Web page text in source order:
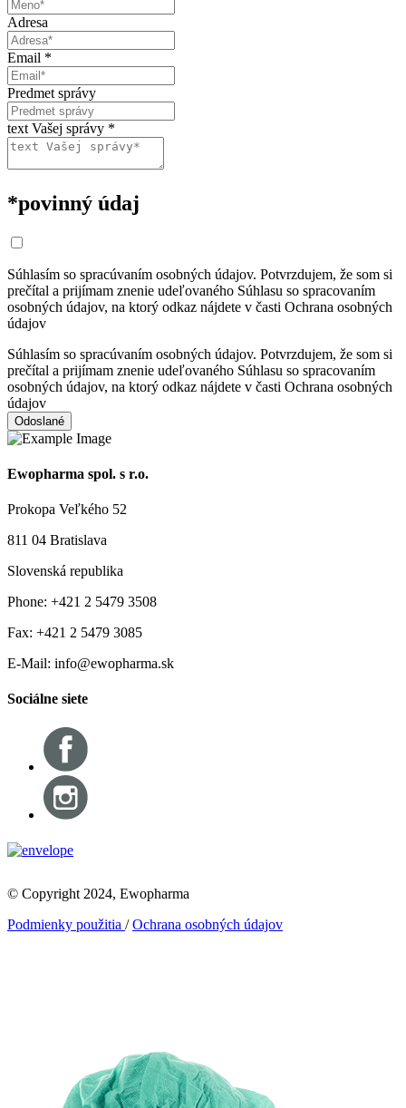
Adresa
Email *
Predmet správy
text Vašej správy *
*povinný údaj
Súhlasím so spracúvaním osobných údajov. Potvrzdujem, že som si
prečítal a prijímam znenie udeľovaného Súhlasu so spracovaním
osobných údajov, na ktorý odkaz nájdete v časti Ochrana osobných
údajov
Súhlasím so spracúvaním osobných údajov. Potvrzdujem, že som si
prečítal a prijímam znenie udeľovaného Súhlasu so spracovaním
osobných údajov, na ktorý odkaz nájdete v časti Ochrana osobných
údajov
Odoslané
Ewopharma spol. s r.o.
Prokopa Veľkého 52
811 04 Bratislava
Slovenská republika
Phone: +421 2 5479 3508
Fax: +421 2 5479 3085
E-Mail: info@ewopharma.sk
Sociálne siete
© Copyright 2024, Ewopharma
Podmienky použitia /Ochrana osobných údajov